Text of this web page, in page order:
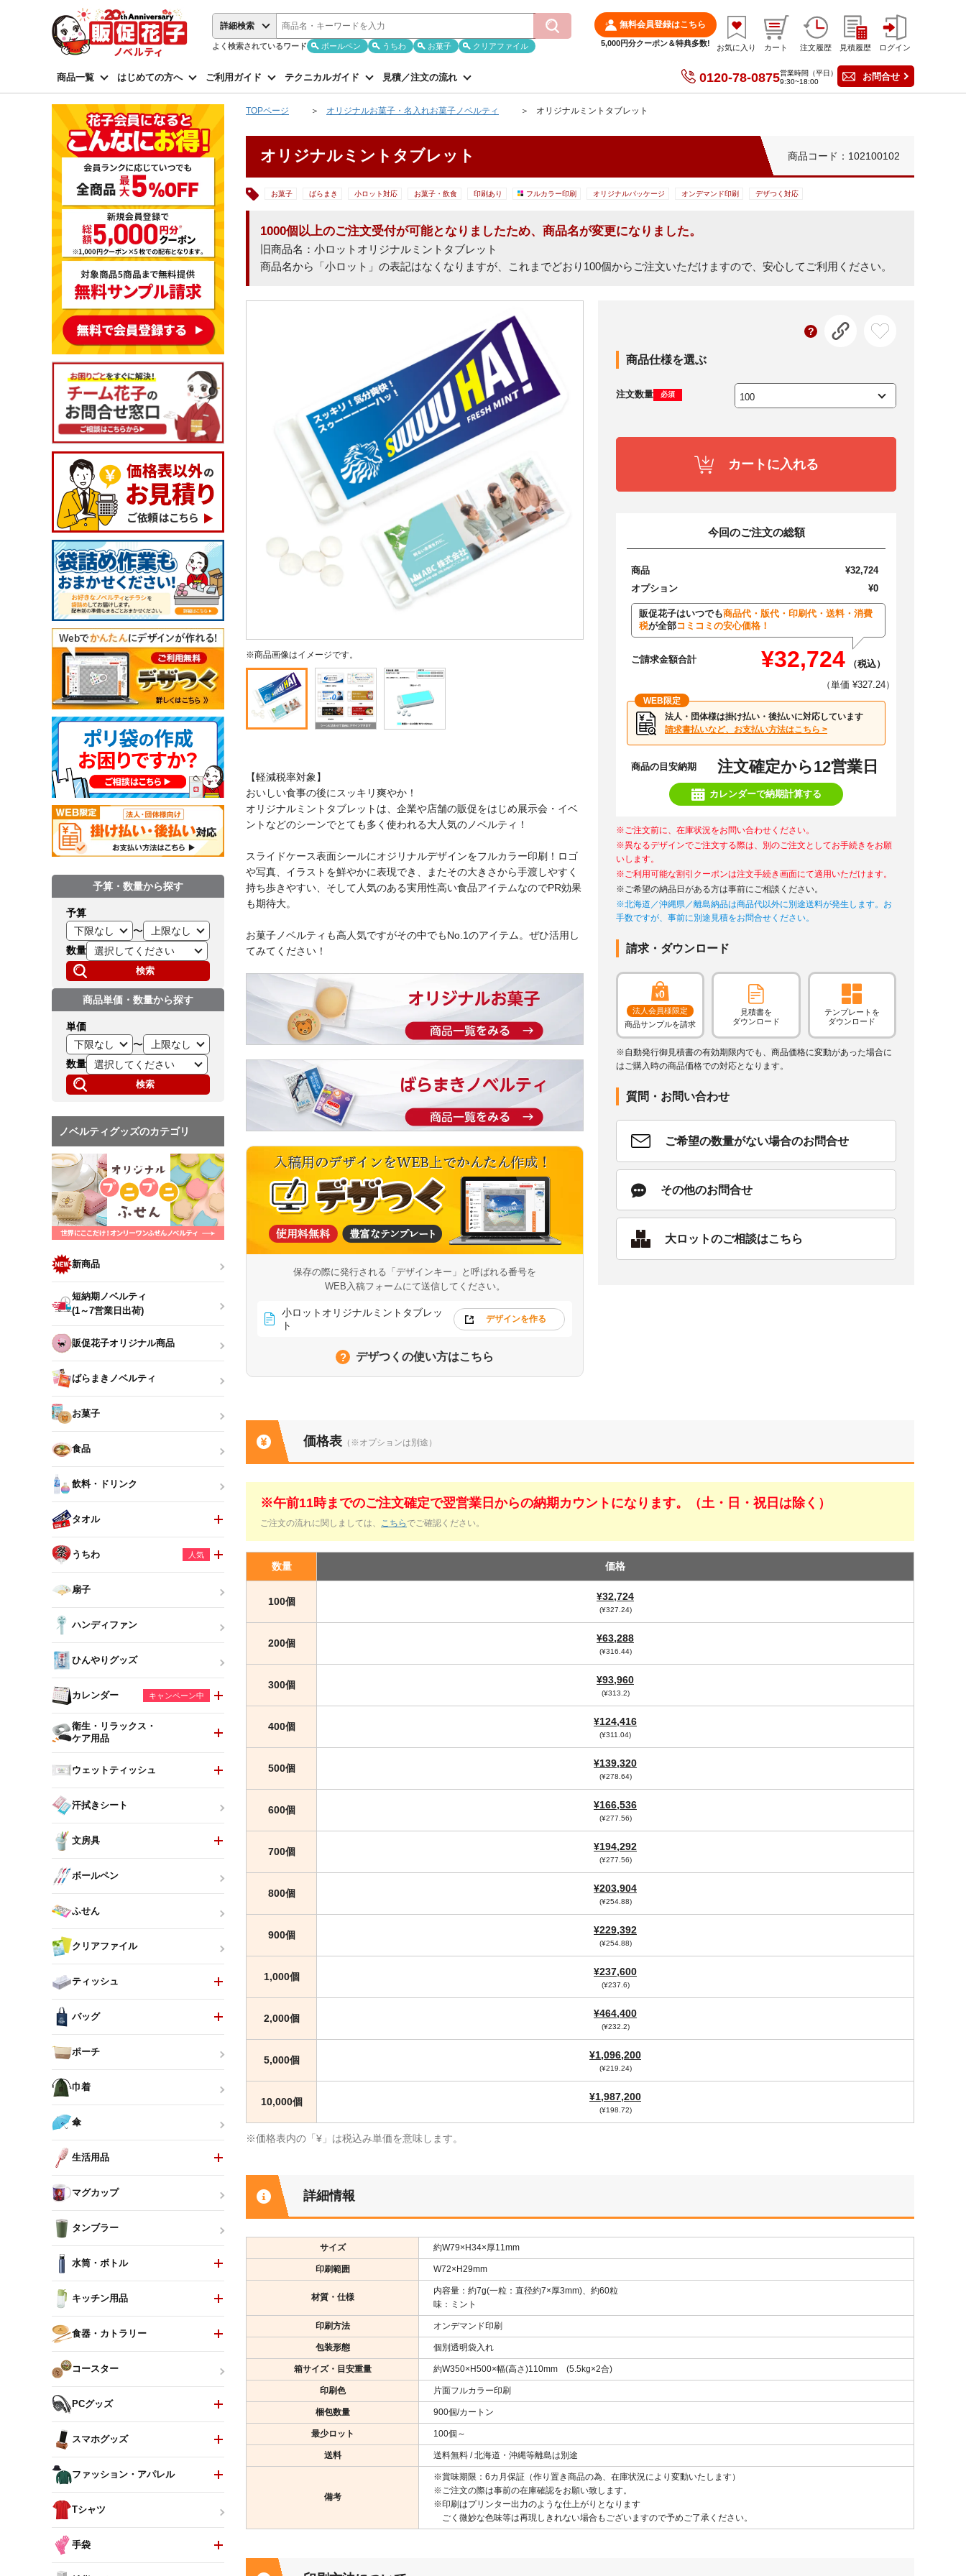
詳細検索
よく検索されているワード ボールペン うちわ お菓子 クリアファイル
無料会員登録はこちら
5,000円分クーポン＆特典多数! お気に入り カート 注文履歴 見積履歴 ログイン
商品一覧 はじめての方へ ご利用ガイド テクニカルガイド 見積／注文の流れ 0120-78-0875営業時間（平日）
9:30~18:00
お問合せ
TOPページ オリジナルお菓子・名入れお菓子ノベルティ オリジナルミントタブレット
オリジナルミントタブレット 商品コード：102100102
お菓子 ばらまき 小ロット対応 お菓子・飲食 印刷あり フルカラー印刷 オリジナルパッケージ オンデマンド印刷 デザつく対応
1000個以上のご注文受付が可能となりましたため、商品名が変更になりました。
旧商品名：小ロットオリジナルミントタブレット
商品名から「小ロット」の表記はなくなりますが、これまでどおり100個からご注文いただけますので、安心してご利用ください。
※商品画像はイメージです。
【軽減税率対象】
おいしい食事の後にスッキリ爽やか！
オリジナルミントタブレットは、企業や店舗の販促をはじめ展示会・イベ
ントなどのシーンでとても多く使われる大人気のノベルティ！
スライドケース表面シールにオジリナルデザインをフルカラー印刷！ロゴ
や写真、イラストを鮮やかに表現でき、またその大きさから手渡しやすく
持ち歩きやすい、そして人気のある実用性高い食品アイテムなのでPR効果
も期待大。
お菓子ノベルティも高人気ですがその中でもNo.1のアイテム。ぜひ活用し
てみてください！
保存の際に発行される「デザインキー」と呼ばれる番号を
WEB入稿フォームにて送信してください。
小ロットオリジナルミントタブレッ
ト
デザインを作る
デザつくの使い方はこちら
商品仕様を選ぶ
注文数量 必須
カートに入れる
今回のご注文の総額
商品
¥32,724
オプション
¥0
販促花子はいつでも商品代・版代・印刷代・送料・消費
税が全部コミコミの安心価格！
ご請求金額合計 ¥32,724
（税込）
（単価 ¥327.24）
WEB限定
法人・団体様は掛け払い・後払いに対応しています
請求書払いなど、お支払い方法はこちら >
商品の目安納期 注文確定から12営業日
カレンダーで納期計算する
※ご注文前に、在庫状況をお問い合わせください。
※異なるデザインでご注文する際は、別のご注文としてお手続きをお願
いします。
※ご利用可能な割引クーポンは注文手続き画面にて適用いただけます。
※ご希望の納品日がある方は事前にご相談ください。
※北海道／沖縄県／離島納品は商品代以外に別途送料が発生します。お
手数ですが、事前に別途見積をお問合せください。
請求・ダウンロード
法人会員様限定
商品サンプルを請求
見積書を
ダウンロード
テンプレートを
ダウンロード
※自動発行御見積書の有効期限内でも、商品価格に変動があった場合に
はご購入時の商品価格での対応となります。
質問・お問い合わせ
ご希望の数量がない場合のお問合せ
その他のお問合せ
大ロットのご相談はこちら
価格表 （※オプションは別途）
※午前11時までのご注文確定で翌営業日からの納期カウントになります。（土・日・祝日は除く）
ご注文の流れに関しましては、 こちら でご確認ください。
数量 価格
100個 ¥32,724
(¥327.24)
200個 ¥63,288
(¥316.44)
300個 ¥93,960
(¥313.2)
400個 ¥124,416
(¥311.04)
500個 ¥139,320
(¥278.64)
600個 ¥166,536
(¥277.56)
700個 ¥194,292
(¥277.56)
800個 ¥203,904
(¥254.88)
900個 ¥229,392
(¥254.88)
1,000個 ¥237,600
(¥237.6)
2,000個 ¥464,400
(¥232.2)
5,000個 ¥1,096,200
(¥219.24)
10,000個 ¥1,987,200
(¥198.72)
※価格表内の「¥」は税込み単価を意味します。
詳細情報
サイズ 約W79×H34×厚11mm
印刷範囲 W72×H29mm
材質・仕様
内容量：約7g(一粒：直径約7×厚3mm)、約60粒
味：ミント
印刷方法 オンデマンド印刷
包装形態 個別透明袋入れ
箱サイズ・目安重量 約W350×H500×幅(高さ)110mm (5.5kg×2合)
印刷色 片面フルカラー印刷
梱包数量 900個/カートン
最少ロット 100個～
送料 送料無料 / 北海道・沖縄等離島は別途
備考
※賞味期限：6カ月保証（作り置き商品の為、在庫状況により変動いたします）
※ご注文の際は事前の在庫確認をお願い致します。
※印刷はプリンター出力のような仕上がりとなります
ごく微妙な色味等は再現しきれない場合もございますので予めご了承ください。
予算・数量から探す
予算
〜
数量
検索
商品単価・数量から探す
単価
〜
数量
検索
ノベルティグッズのカテゴリ
新商品
短納期ノベルティ
(1～7営業日出荷)
販促花子オリジナル商品
ばらまきノベルティ
お菓子
食品
飲料・ドリンク
タオル
うちわ 人気
扇子
ハンディファン
ひんやりグッズ
カレンダー キャンペーン中
衛生・リラックス・
ケア用品
ウェットティッシュ
汗拭きシート
文房具
ボールペン
ふせん
クリアファイル
ティッシュ
バッグ
ポーチ
巾着
傘
生活用品
マグカップ
タンブラー
水筒・ボトル
キッチン用品
食器・カトラリー
コースター
PCグッズ
スマホグッズ
ファッション・アパレル
Tシャツ
手袋